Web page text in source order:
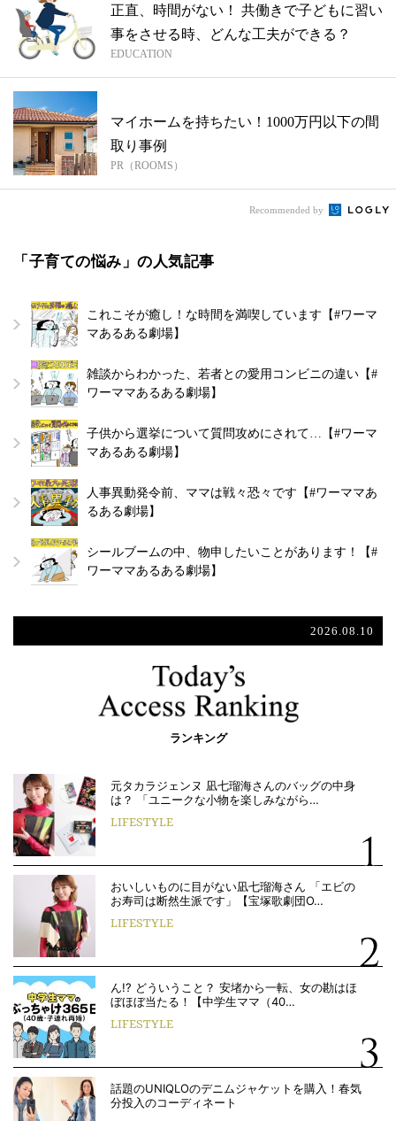
正直、時間がない！ 共働きで子どもに習い
事をさせる時、どんな工夫ができる？
EDUCATION
マイホームを持ちたい！1000万円以下の間
取り事例
PR（ROOMS）
Recommended by
「子育ての悩み」の人気記事
これこそが癒し！な時間を満喫しています【#ワーマ
マあるある劇場】
雑談からわかった、若者との愛用コンビニの違い【#
ワーママあるある劇場】
子供から選挙について質問攻めにされて…【#ワーマ
マあるある劇場】
人事異動発令前、ママは戦々恐々です【#ワーママあ
るある劇場】
シールブームの中、物申したいことがあります！【#
ワーママあるある劇場】
2026.08.10
ランキング
元タカラジェンヌ 凪七瑠海さんのバッグの中身
は？ 「ユニークな小物を楽しみながら…
LIFESTYLE
おいしいものに目がない凪七瑠海さん 「エビの
お寿司は断然生派です」【宝塚歌劇団O…
LIFESTYLE
ん!? どういうこと？ 安堵から一転、女の勘はほ
ぼほぼ当たる！【中学生ママ（40…
LIFESTYLE
話題のUNIQLOのデニムジャケットを購入！春気
分投入のコーディネート